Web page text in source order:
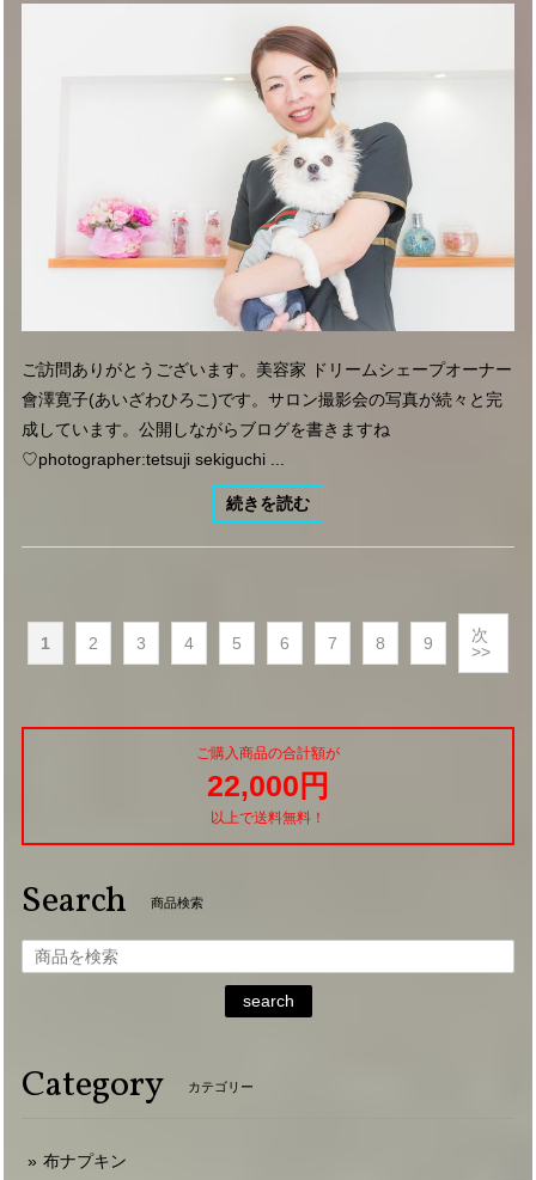
ご訪問ありがとうございます。美容家 ドリームシェープオーナー
會澤寛子(あいざわひろこ)です。サロン撮影会の写真が続々と完
成しています。公開しながらブログを書きますね
♡photographer:tetsuji sekiguchi ...
続きを読む
1 2 3 4 5 6 7 8 9
次
>>
ご購入商品の合計額が
22,000円
以上で送料無料！
Search 商品検索
search
Category カテゴリー
布ナプキン